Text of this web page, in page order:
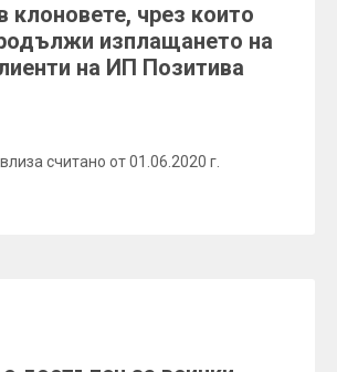
клоновете, чрез които
изплащането на
на ИП Позитива
считано от 01.06.2020 г.